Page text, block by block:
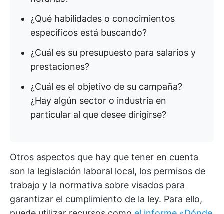
¿Qué habilidades o conocimientos
específicos está buscando?
¿Cuál es su presupuesto para salarios y
prestaciones?
¿Cuál es el objetivo de su campaña?
¿Hay algún sector o industria en
particular al que desee dirigirse?
Otros aspectos que hay que tener en cuenta
son la legislación laboral local, los permisos de
trabajo y la normativa sobre visados para
garantizar el cumplimiento de la ley. Para ello,